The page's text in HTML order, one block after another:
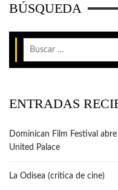
BÚSQUEDA
ENTRADAS
Dominican Film Festival
United Palace
La Odisea (crítica de cine)